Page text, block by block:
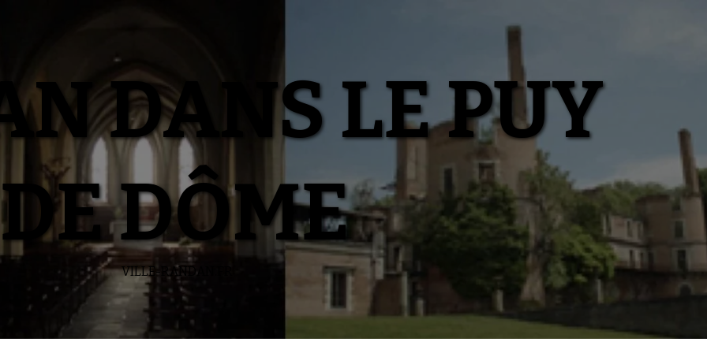
DANS LE PUY
DE DÔME
VILLE-RANDAN.FR